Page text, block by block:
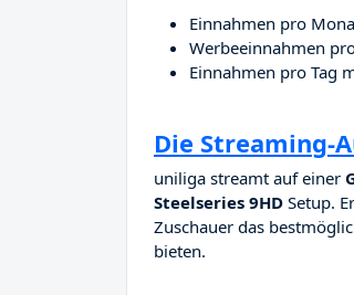
Einnahmen pro
Werbeeinnahmen
Einnahmen pro Tag
Die Streaming-
uniliga streamt auf einer
Steelseries 9HD Setup.
Zuschauer das
bieten.